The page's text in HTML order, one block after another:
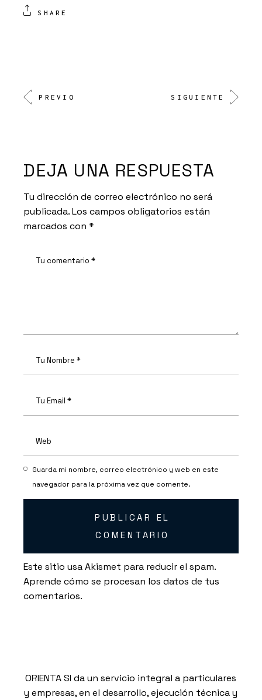
SHARE
PREVIO SIGUIENTE
DEJA UNA RESPUESTA
Tu dirección de correo electrónico no será
publicada. Los campos obligatorios están
marcados con*
Guarda mi nombre, correo electrónico y web en este
navegador para la próxima vez que comente.
PUBLICAR EL
COMENTARIO
Este sitio usa Akismet para reducir el spam.
Aprende cómo se procesan los datos de tus
comentarios.
ORIENTA SI da un servicio integral a particulares
y empresas, en el desarrollo, ejecución técnica y